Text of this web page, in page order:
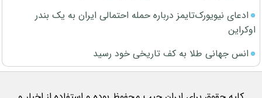
ادعای نیویورک‌تایمز درباره حمله احتمالی ایران به یک بندر
اوکراین
انس جهانی طلا به کف تاریخی خود رسید